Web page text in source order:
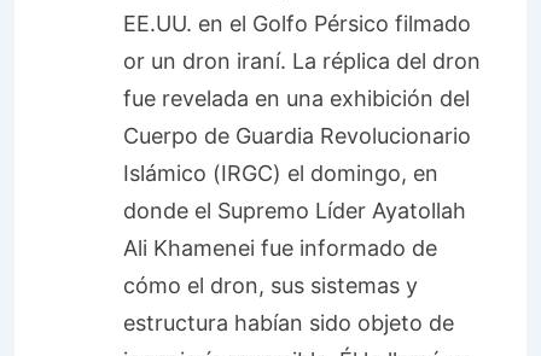
EE.UU. en el Golfo Pérsico filmado
or un dron iraní. La réplica del dron
fue revelada en una exhibición del
Cuerpo de Guardia Revolucionario
Islámico (IRGC) el domingo, en
donde el Supremo Líder Ayatollah
Ali Khamenei fue informado de
cómo el dron, sus sistemas y
estructura habían sido objeto de